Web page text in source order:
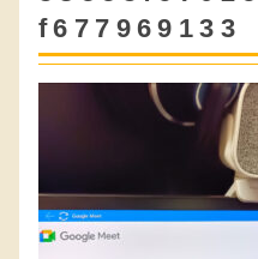
f677969133